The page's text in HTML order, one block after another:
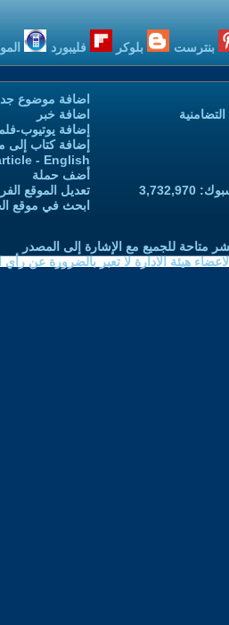
بنترست بلوكر فليبورد
اضافة موضوع
اضافة خبر
إضافة يوتيوب-
إضافة كتاب إلى
- English
أضف حملة
تعديل الموقع
ابحث في موقع
متاحة للجميع مع الإشارة إلى المصدر
هيئة الادارة لا تعبر بالضرورة عن رأي